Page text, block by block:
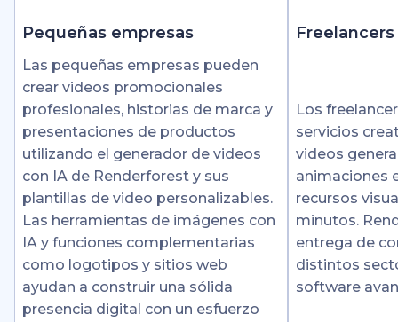
Pequeñas empresas
Las pequeñas empresas pueden
crear videos promocionales
profesionales, historias de marca y
presentaciones de productos
utilizando el generador de videos
con IA de Renderforest y sus
plantillas de video personalizables.
Las herramientas de imágenes con
IA y funciones complementarias
como logotipos y sitios web
ayudan a construir una sólida
presencia digital con un esfuerzo
Freelancers
Los
servicios
videos
animaciones
recursos
minutos.
entrega de
distintos
software